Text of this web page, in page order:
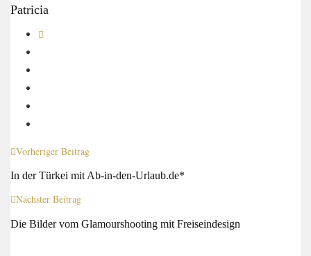
Patricia
Vorheriger Beitrag
In der Türkei mit Ab-in-den-Urlaub.de*
Nächster Beitrag
Die Bilder vom Glamourshooting mit Freiseindesign